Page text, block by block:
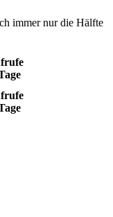
immer nur die Hälfte